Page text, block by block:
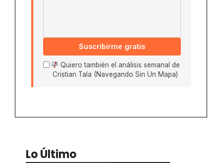
Suscribirme gratis
Quiero también el análisis semanal de
Cristian Tala (Navegando Sin Un Mapa)
Lo Último